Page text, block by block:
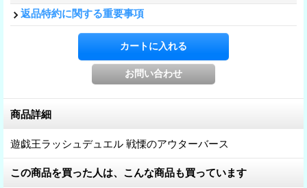
返品特約に関する重要事項
商品詳細
遊戯王ラッシュデュエル 戦慄のアウターバース
この商品を買った人は、こんな商品も買っています